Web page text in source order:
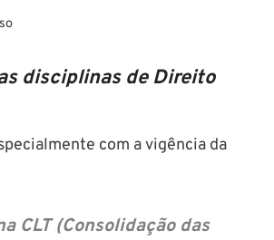
disciplinas de Direito
com a vigência da
CLT (Consolidação das